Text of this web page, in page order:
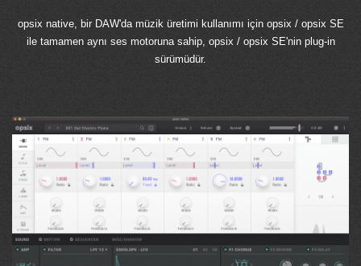
opsix native, bir DAW'da müzik üretimi kullanımı için opsix / opsix SE
ile tamamen aynı ses motoruna sahip, opsix / opsix SE'nin plug-in
sürümüdür.